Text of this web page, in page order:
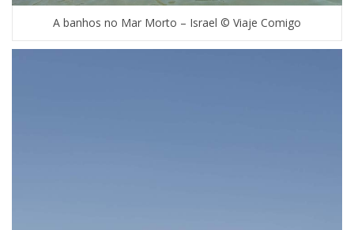
A banhos no Mar Morto – Israel © Viaje Comigo